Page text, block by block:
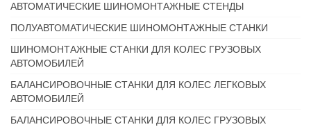
АВТОМАТИЧЕСКИЕ ШИНОМОНТАЖНЫЕ СТЕНДЫ
ПОЛУАВТОМАТИЧЕСКИЕ ШИНОМОНТАЖНЫЕ СТАНКИ
ШИНОМОНТАЖНЫЕ СТАНКИ ДЛЯ КОЛЕС ГРУЗОВЫХ
АВТОМОБИЛЕЙ
БАЛАНСИРОВОЧНЫЕ СТАНКИ ДЛЯ КОЛЕС ЛЕГКОВЫХ
АВТОМОБИЛЕЙ
БАЛАНСИРОВОЧНЫЕ СТАНКИ ДЛЯ КОЛЕС ГРУЗОВЫХ